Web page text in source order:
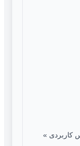
کاربردی »